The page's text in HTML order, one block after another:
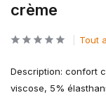
crème
Tout
Description: confort
viscose, 5%